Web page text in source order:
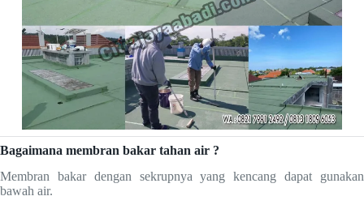
Bagaimana membran bakar tahan air ?
Membran bakar dengan sekrupnya yang kencang dapat gunakan
bawah air.